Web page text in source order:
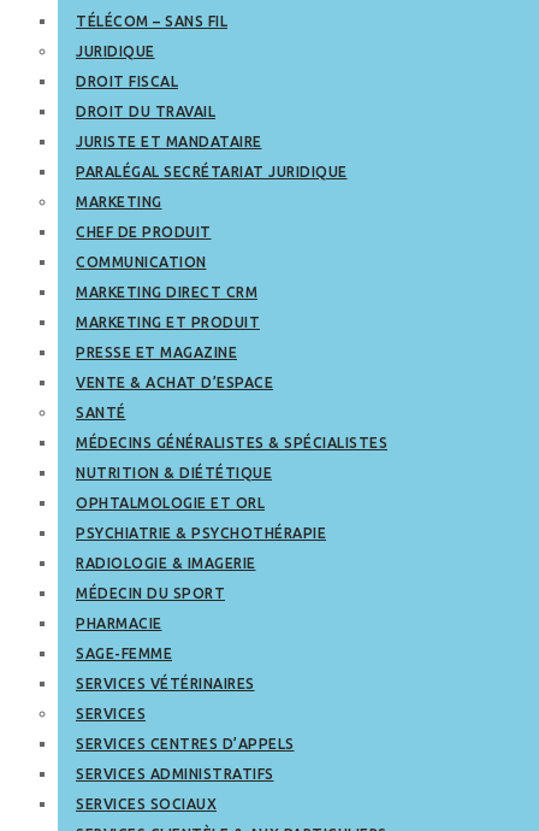
TÉLÉCOM – SANS FIL
JURIDIQUE
DROIT FISCAL
DROIT DU TRAVAIL
JURISTE ET MANDATAIRE
PARALÉGAL SECRÉTARIAT JURIDIQUE
MARKETING
CHEF DE PRODUIT
COMMUNICATION
MARKETING DIRECT CRM
MARKETING ET PRODUIT
PRESSE ET MAGAZINE
VENTE & ACHAT D’ESPACE
SANTÉ
MÉDECINS GÉNÉRALISTES & SPÉCIALISTES
NUTRITION & DIÉTÉTIQUE
OPHTALMOLOGIE ET ORL
PSYCHIATRIE & PSYCHOTHÉRAPIE
RADIOLOGIE & IMAGERIE
MÉDECIN DU SPORT
PHARMACIE
SAGE-FEMME
SERVICES VÉTÉRINAIRES
SERVICES
SERVICES CENTRES D’APPELS
SERVICES ADMINISTRATIFS
SERVICES SOCIAUX